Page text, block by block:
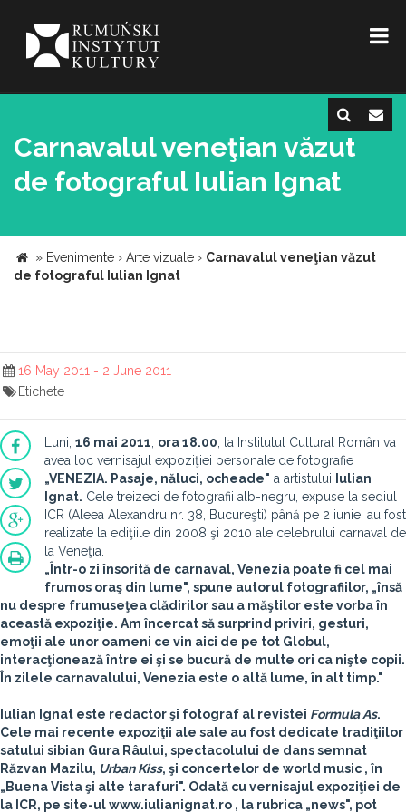
Carnavalul veneţian văzut
de fotograful Iulian Ignat
» Evenimente › Arte vizuale › Carnavalul veneţian văzut
de fotograful Iulian Ignat
16 May 2011 - 2 June 2011
Etichete
Luni, 16 mai 2011 ora 18.00 , la Institutul Cultural Român va
avea loc vernisajul expoziţiei personale de fotografie
„VENEZIA. Pasaje, năluci, ocheade" a artistului
Iulian
Ignat. Cele treizeci de fotografii alb-negru, expuse la sediul
ICR (Aleea Alexandru nr. 38, Bucureşti) până pe 2 iunie, au fost
realizate la ediţiile din 2008 şi 2010 ale celebrului carnaval de
la Veneţia.
„Într-o zi însorită de carnaval, Venezia poate fi cel mai
frumos oraş din lume", spune autorul fotografiilor, „însă
nu despre frumuseţea clădirilor sau a măştilor este vorba în
această expoziţie. Am încercat să surprind priviri, gesturi,
emoţii ale unor oameni ce vin aici de pe tot Globul,
interacţionează între ei şi se bucură de multe ori ca nişte copii.
În zilele carnavalului, Venezia este o altă lume, în alt timp."
Iulian Ignat este redactor şi fotograf al revistei Formula As.
Cele mai recente expoziţii ale sale au fost dedicate tradiţiilor
satului sibian Gura Râului, spectacolului de dans semnat
Răzvan Mazilu, Urban Kiss, şi concertelor de world music , în
„Buena Vista şi alte tarafuri". Odată cu vernisajul expoziţiei de
la ICR, pe site-ul www.iulianignat.ro , la rubrica „news", pot